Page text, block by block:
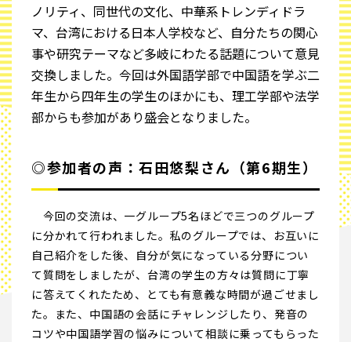
ノリティ、同世代の文化、中華系トレンディドラ
マ、台湾における日本人学校など、自分たちの関心
事や研究テーマなど多岐にわたる話題について意見
交換しました。今回は外国語学部で中国語を学ぶ二
年生から四年生の学生のほかにも、理工学部や法学
部からも参加があり盛会となりました。
◎参加者の声：石田悠梨さん（第6期生）
今回の交流は、一グループ5名ほどで三つのグループ
に分かれて行われました。私のグループでは、お互いに
自己紹介をした後、自分が気になっている分野につい
て質問をしましたが、台湾の学生の方々は質問に丁寧
に答えてくれたため、とても有意義な時間が過ごせまし
た。また、中国語の会話にチャレンジしたり、発音の
コツや中国語学習の悩みについて相談に乗ってもらった